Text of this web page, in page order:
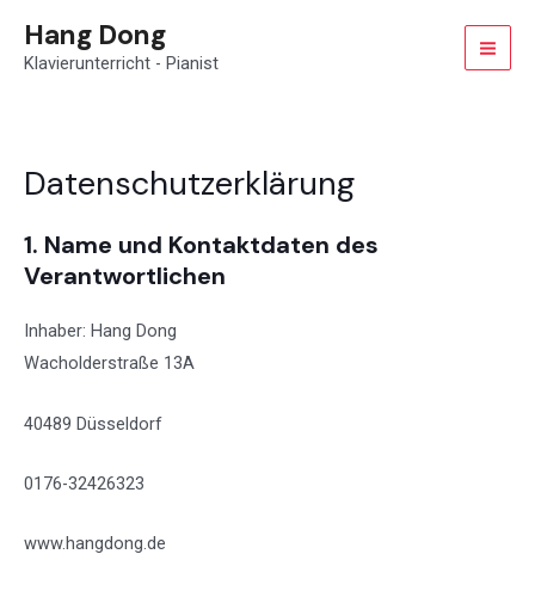
InhaltHang Dong
Klavierunterricht - Pianist
Datenschutzerklärung
1. Name und Kontaktdaten des
Verantwortlichen
Inhaber: Hang Dong
Wacholderstraße 13A
40489 Düsseldorf
0176-32426323
www.hangdong.de